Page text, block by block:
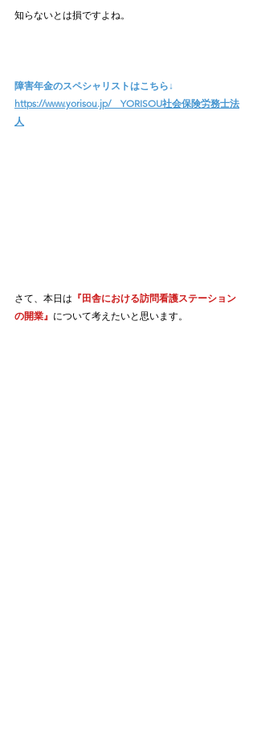
知らないとは損ですよね。
障害年金のスペシャリストはこちら↓
https://www.yorisou.jp/　YORISOU社会保険労務士法
人
さて、本日は 『田舎における訪問看護ステーション
の開業』 について考えたいと思います。